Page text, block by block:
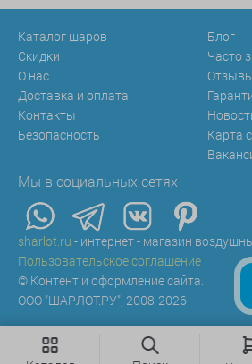
Каталог шаров
Скидки
О нас
Доставка и оплата
Контакты
Безопасность
Блог
Часто
Карта
Мы в социальных сетях
sharlot.ru - интернет - магазин
Пользовательское соглашение
© Контент и оформление сайта.
ООО "ШАРЛОТ.РУ", 2008-2026